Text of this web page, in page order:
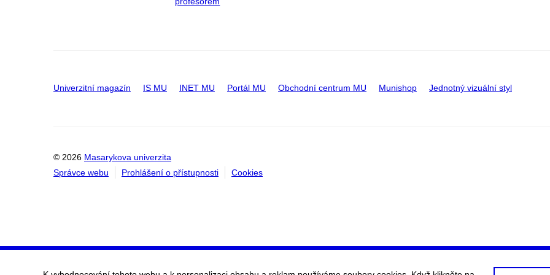
Univerzitní magazín IS MU INET MU Portál MU Obchodní centrum MU Munishop Jednotný vizuální styl
© 2026 Masarykova univerzita
Správce webu
Prohlášení o přístupnosti Cookies